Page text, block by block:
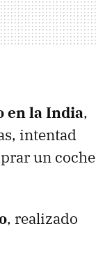
en la India,
intentad
un coche
, realizado